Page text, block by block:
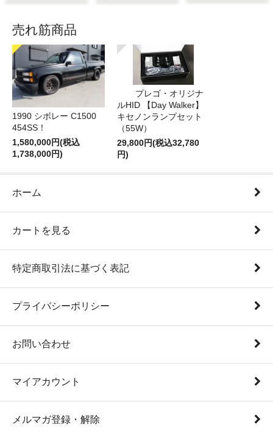
売れ筋商品
1990 シボレー C1500
454SS！
1,580,000円(税込
1,738,000円)
プレゴ・オリジナ
ルHID 【Day Walker】
キセノンランプセット
（55W）
29,800円(税込32,780
円)
ホーム
カートを見る
特定商取引法に基づく表記
プライバシーポリシー
お問い合わせ
マイアカウント
メルマガ登録・解除